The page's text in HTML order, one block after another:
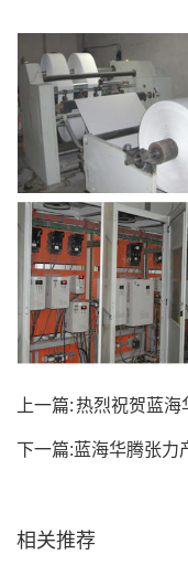
上一篇:热烈祝贺蓝海
下一篇:蓝海华腾张力
相关推荐